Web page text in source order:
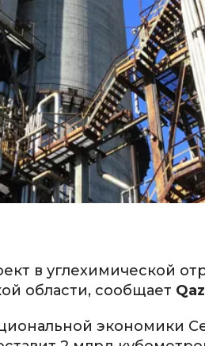
в углехимической
области, сообщает
экономики